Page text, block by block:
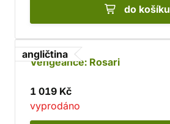
do košíku
angličtina
Vengeance: Rosari
1 019 Kč
vyprodáno